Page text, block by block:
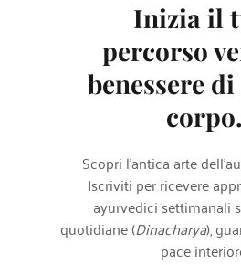
Inizia il
percorso
benessere
corpo.
Scopri l'antica arte
Iscriviti per ricevere
ayurvedici settimanali
quotidiane (Dinacharya),
pace